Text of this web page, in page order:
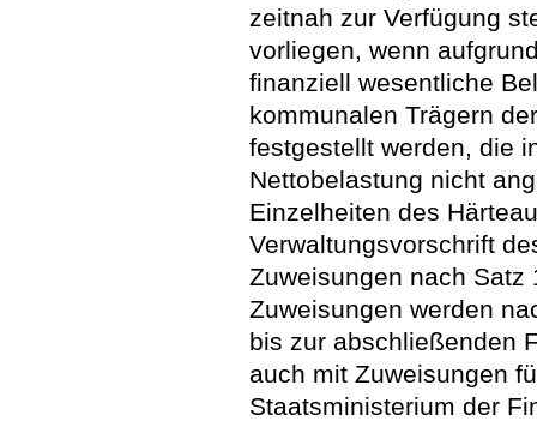
zeitnah zur Verfügung
vorliegen, wenn
finanziell wesentliche
kommunalen Trägern
festgestellt werden, die
Nettobelastung nicht
Einzelheiten des
Verwaltungsvorschrift
Zuweisungen nach
Zuweisungen werden
bis zur abschließenden
auch mit Zuweisungen
Staatsministerium der